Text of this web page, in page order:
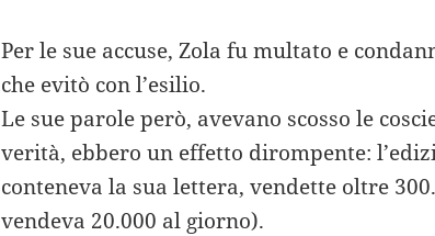
Per le sue accuse, Zola fu multato e
che evitò con l’esilio.
Le sue parole però, avevano scosso le
verità, ebbero un effetto dirompente:
conteneva la sua lettera, vendette oltre
vendeva 20.000 al giorno).